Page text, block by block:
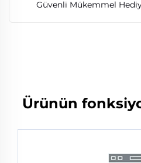
Güvenli Mükemmel
Ürünün